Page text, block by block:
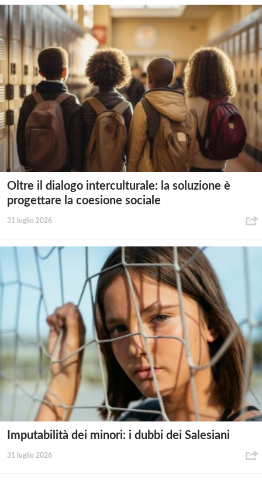
Oltre il dialogo interculturale: la soluzione è
progettare la coesione sociale
31 luglio 2026
Imputabilità dei minori: i dubbi dei Salesiani
31 luglio 2026